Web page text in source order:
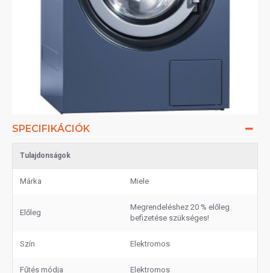
SPECIFIKÁCIÓK
Tulajdonságok
Márka Miele
Előleg
Megrendeléshez 20 % előleg
befizetése szükséges!
Szín Elektromos
Fűtés módja Elektromos